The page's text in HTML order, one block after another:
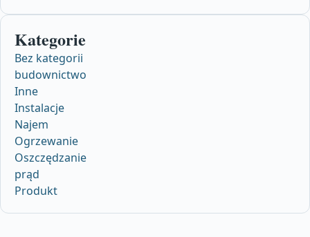
Kategorie
Bez kategorii
budownictwo
Inne
Instalacje
Najem
Ogrzewanie
Oszczędzanie
prąd
Produkt